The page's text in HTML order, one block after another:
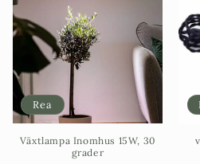
Rea
Växtlampa Inomhus 15W, 30
grader